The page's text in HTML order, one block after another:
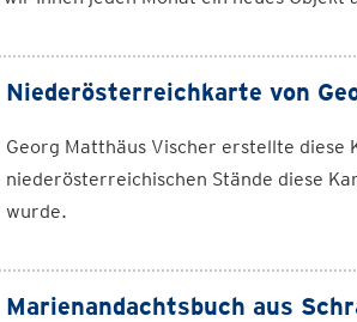
Niederösterreichkarte von
Georg Matthäus Vischer erstellte
niederösterreichischen Stände diese
wurde.
Marienandachtsbuch aus